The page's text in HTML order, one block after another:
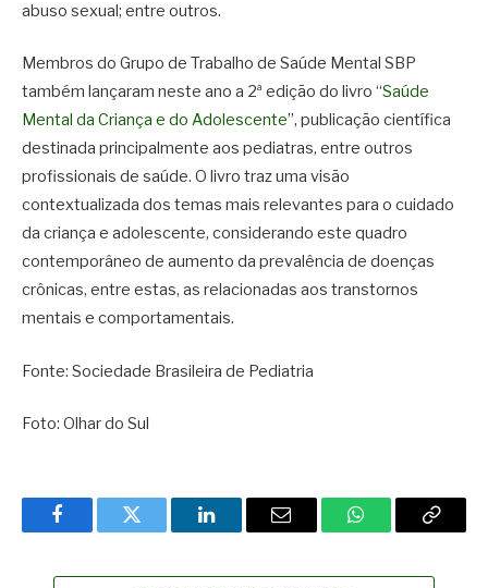
abuso sexual; entre outros.
Membros do Grupo de Trabalho de Saúde Mental SBP
também lançaram neste ano a 2ª edição do livro “Saúde
Mental da Criança e do Adolescente”, publicação científica
destinada principalmente aos pediatras, entre outros
profissionais de saúde. O livro traz uma visão
contextualizada dos temas mais relevantes para o cuidado
da criança e adolescente, considerando este quadro
contemporâneo de aumento da prevalência de doenças
crônicas, entre estas, as relacionadas aos transtornos
mentais e comportamentais.
Fonte: Sociedade Brasileira de Pediatria
Foto: Olhar do Sul
FacebookTwitter LinkedInEmail WhatsAppCopy